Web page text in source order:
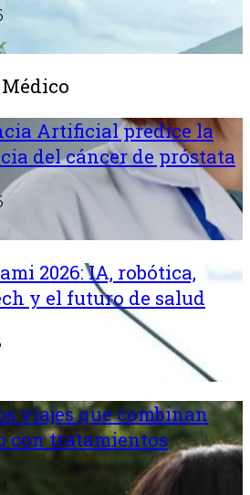
Artificial predice la
del cáncer de próstata
2026: IA, robótica,
y el futuro de salud
viajes que combinan
con tratamientos